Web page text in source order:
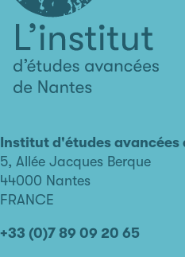
avancées
de
Nantes
Institut d'études avancées
5, Allée Jacques Berque
44000 Nantes
FRANCE
+33 (0)7 89 09 20 65